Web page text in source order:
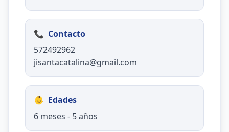
📞 Contacto
572492962
jisantacatalina@gmail.com
👶 Edades
6 meses - 5 años